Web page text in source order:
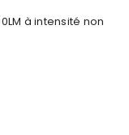
à intensité non